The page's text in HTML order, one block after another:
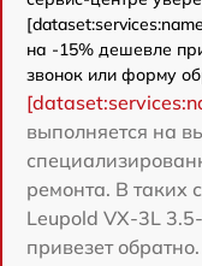
на -15% дешевле
звонок или форму
выполняется на
ремонта. В таких
Leupold VX-3L
привезет обратно.